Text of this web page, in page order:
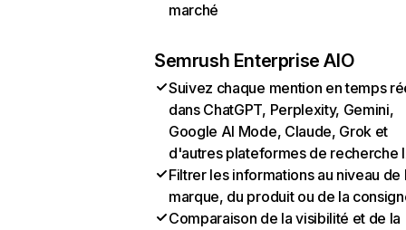
marché
Semrush Enterprise AIO
Suivez chaque mention en temps
dans ChatGPT, Perplexity, Gemini,
Google AI Mode, Claude, Grok et
d'autres plateformes de recherche
Filtrer les informations au niveau de
marque, du produit ou de la
Comparaison de la visibilité et de la